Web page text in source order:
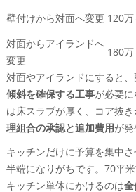
壁付けから対面へ変更 120
対面からアイランドへ
変更
180
対面やアイランドにすると
傾斜を確保する工事が必要
は床スラブが厚く、コア抜
理組合の承認と追加費用が発
キッチンだけに予算を集中
半端になりがちです。70平
キッチン単体にかけるのは